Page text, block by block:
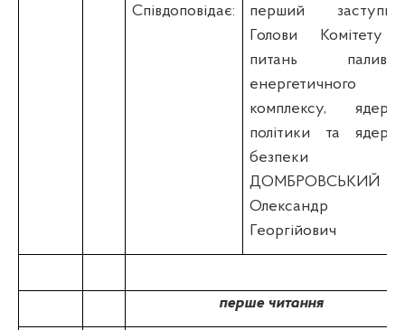
Співдоповідає:
перший
Голови Комітету
питань
енергетичного
комплексу,
політики та
безпеки
ДОМБРОВСЬКИЙ
Олександр
Георгійович
перше читання